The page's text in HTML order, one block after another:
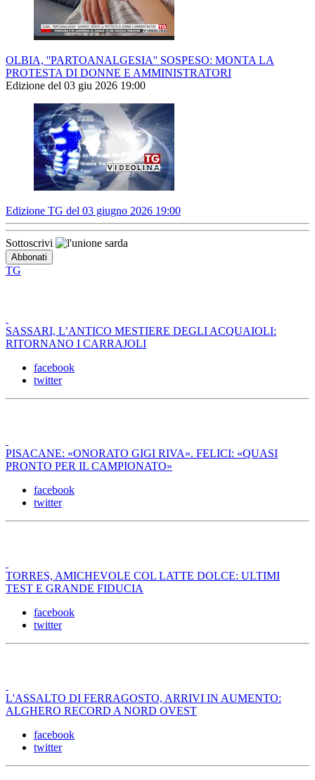
OLBIA, ''PARTOANALGESIA'' SOSPESO: MONTA LA
PROTESTA DI DONNE E AMMINISTRATORI
Edizione del 03 giu 2026 19:00
Edizione TG del 03 giugno 2026 19:00
Sottoscrivi
TG
SASSARI, L’ANTICO MESTIERE DEGLI ACQUAIOLI:
RITORNANO I CARRAJOLI
facebook
twitter
PISACANE: «ONORATO GIGI RIVA». FELICI: «QUASI
PRONTO PER IL CAMPIONATO»
facebook
twitter
TORRES, AMICHEVOLE COL LATTE DOLCE: ULTIMI
TEST E GRANDE FIDUCIA
facebook
twitter
L'ASSALTO DI FERRAGOSTO, ARRIVI IN AUMENTO:
ALGHERO RECORD A NORD OVEST
facebook
twitter